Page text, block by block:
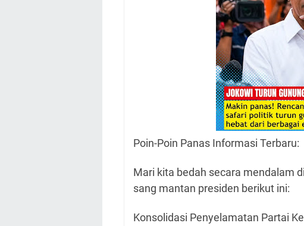
Poin-Poin Panas Informasi Terbaru:
Mari kita bedah secara mendalam
sang mantan presiden berikut ini:
Konsolidasi Penyelamatan Partai